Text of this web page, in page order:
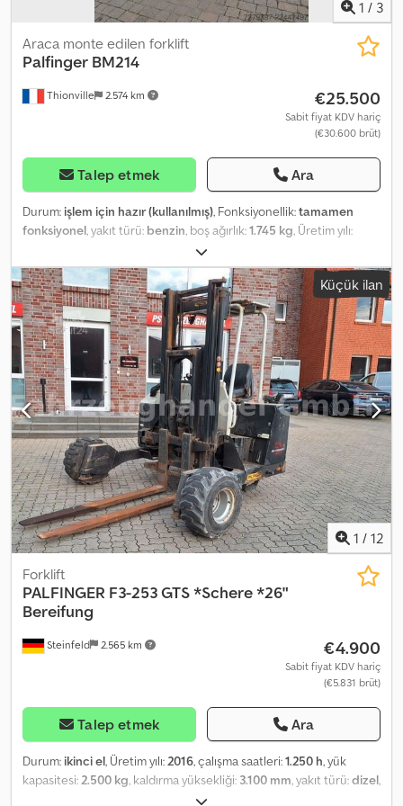
1 / 3
Thionville 2.574 km
Araca monte edilen forklift
Palfinger BM214
€25.500
Sabit fiyat KDV hariç
(€30.600 brüt)
Talep etmek Ara
Durum: işlem için hazır (kullanılmış), Fonksiyonellik:tamamen
fonksiyonel, yakıt türü: benzin, boş ağırlık:1.745 kg, Üretim yılı:
, Palfinger BM 214 taşınabilir forklift,
2019 yılı model, yalnızca 390 çalışma saatiyle mükemmel durumda.
Codpfx Ajzp Rubjirerf Teknik özellikler: • Nominal taşıma kapasitesi:
2.100 kg • Maksimum kaldırma yüksekliği: 2.850 mm • Boş ağırlık
(çatalsız): yaklaşık 1.745 kg • Motor: 3 silindirli Lombardini LDW 1003
dizel – güç 25,3 kW • Şanzıman: Hidrolik (HY) Avantajlar: • Yüksek
taşıma kapasitesi • Büyük kaldırma yüksekliği • Ağır ve hacimli
yüklerin elleçlenmesi için ideal • Güvenilir makine, kamyon
arkasında veya ağır treyler kasasında taşınması kolay. Dahil
ekipmanlar: • Eksiksiz kumanda • Şarj cihazı • 2 adet akü • Çatal seti
ve ilave uzun çatallar • Tüm orijinal belgeler Ağır treylerin
kasasında saklanabilir (isteğe bağlı olarak üretim ve temin
edebiliyoruz). Fiyat: 25.500 € + KDV
Küçük ilan
1 / 12
Steinfeld 2.565 km
Forklift
PALFINGER F3-253 GTS *Schere *26"
Bereifung
€4.900
Sabit fiyat KDV hariç
(€5.831 brüt)
Talep etmek Ara
Durum: ikinci el, Üretim yılı:2016, çalışma saatleri:1.250 h, yük
kapasitesi:2.500 kg, kaldırma yüksekliği: 3.100 mm, yakıt türü:dizel,
, Donanım: